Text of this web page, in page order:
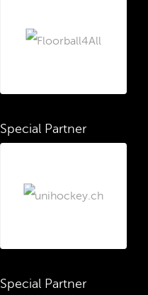
Special Partner
Special Partner